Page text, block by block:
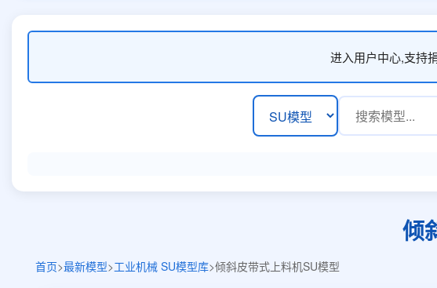
进入用户中心,支持
倾
首页>最新模型>工业机械 SU模型库>倾斜皮带式上料机SU模型